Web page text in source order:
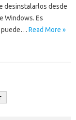
desinstalarlos desde
Windows. Es
puede… Read More »